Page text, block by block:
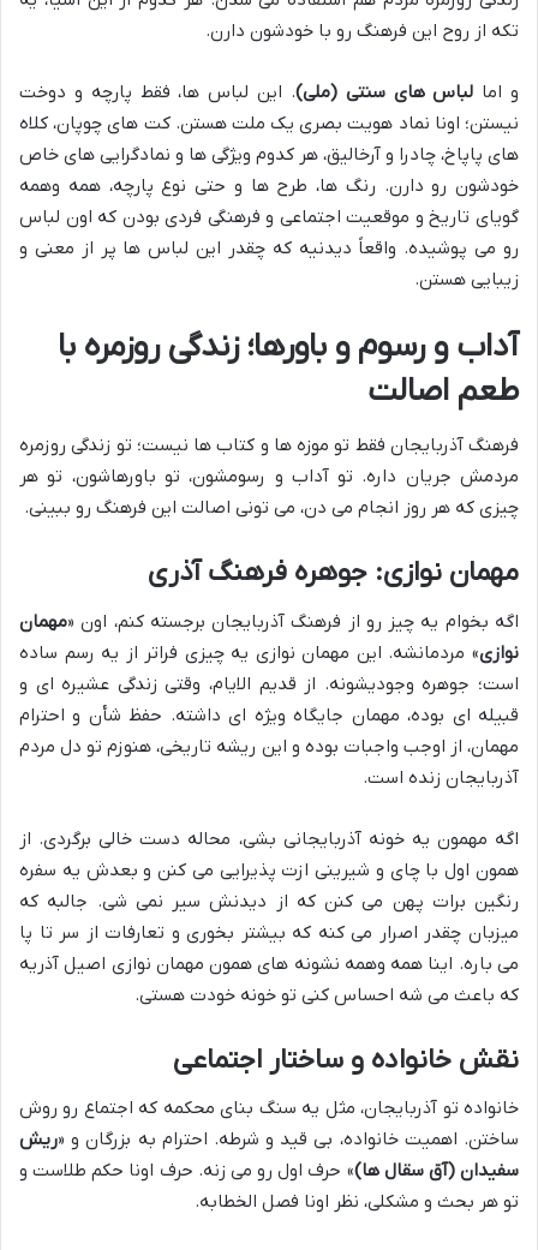
تکه از روح این فرهنگ رو با خودشون دارن.
و اما لباس های سنتی (ملی). این لباس ها، فقط پارچه و دوخت
نیستن؛ اونا نماد هویت بصری یک ملت هستن. کت های چوپان، کلاه
های پاپاخ، چادرا و آرخالیق، هر کدوم ویژگی ها و نمادگرایی های خاص
خودشون رو دارن. رنگ ها، طرح ها و حتی نوع پارچه، همه وهمه
گویای تاریخ و موقعیت اجتماعی و فرهنگی فردی بودن که اون لباس
رو می پوشیده. واقعاً دیدنیه که چقدر این لباس ها پر از معنی و
زیبایی هستن.
آداب و رسوم و باورها؛ زندگی روزمره با
طعم اصالت
فرهنگ آذربایجان فقط تو موزه ها و کتاب ها نیست؛ تو زندگی روزمره
مردمش جریان داره. تو آداب و رسومشون، تو باورهاشون، تو هر
چیزی که هر روز انجام می دن، می تونی اصالت این فرهنگ رو ببینی.
مهمان نوازی: جوهره فرهنگ آذری
اگه بخوام یه چیز رو از فرهنگ آذربایجان برجسته کنم، اون «مهمان
نوازی» مردمانشه. این مهمان نوازی یه چیزی فراتر از یه رسم ساده
است؛ جوهره وجودیشونه. از قدیم الایام، وقتی زندگی عشیره ای و
قبیله ای بوده، مهمان جایگاه ویژه ای داشته. حفظ شأن و احترام
مهمان، از اوجب واجبات بوده و این ریشه تاریخی، هنوزم تو دل مردم
آذربایجان زنده است.
اگه مهمون یه خونه آذربایجانی بشی، محاله دست خالی برگردی. از
همون اول با چای و شیرینی ازت پذیرایی می کنن و بعدش یه سفره
رنگین برات پهن می کنن که از دیدنش سیر نمی شی. جالبه که
میزبان چقدر اصرار می کنه که بیشتر بخوری و تعارفات از سر تا پا
می باره. اینا همه وهمه نشونه های همون مهمان نوازی اصیل آذریه
که باعث می شه احساس کنی تو خونه خودت هستی.
نقش خانواده و ساختار اجتماعی
خانواده تو آذربایجان، مثل یه سنگ بنای محکمه که اجتماع رو روش
ساختن. اهمیت خانواده، بی قید و شرطه. احترام به بزرگان و «ریش
سفیدان (آق سقال ها)» حرف اول رو می زنه. حرف اونا حکم طلاست و
تو هر بحث و مشکلی، نظر اونا فصل الخطابه.